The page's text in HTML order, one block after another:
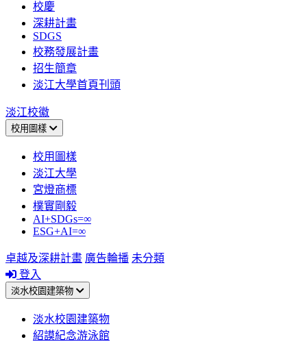
校慶
深耕計畫
SDGS
校務發展計畫
招生簡章
淡江大學首頁刊頭
淡江校徽
校用圖樣
校用圖樣
淡江大學
宮燈商標
樸實剛毅
AI+SDGs=∞
ESG+AI=∞
卓越及深耕計畫 廣告輪播 未分類
登入
淡水校園建築物
淡水校園建築物
紹謨紀念游泳館